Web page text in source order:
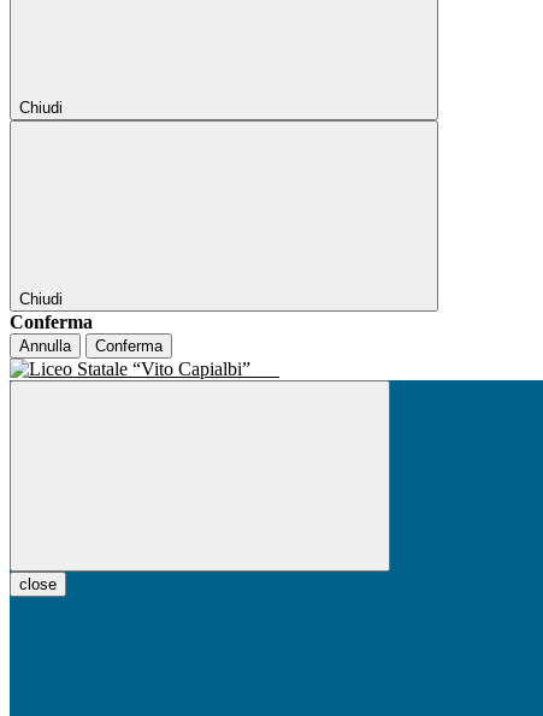
Chiudi
Chiudi
Conferma
Annulla Conferma
close